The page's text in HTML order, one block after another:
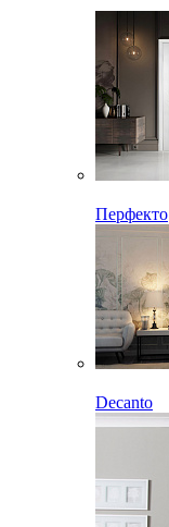
Перфекто
Decanto